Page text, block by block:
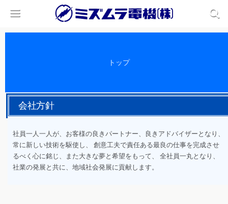
トップ
会社方針
社員一人一人が、お客様の良きパートナー、良きアドバイザーとなり、
常に新しい技術を駆使し、
創意工夫で責任ある最良の仕事を完成させ
るべく心に銘じ、また大きな夢と希望をもって、
全社員一丸となり、
社業の発展と共に、地域社会発展に貢献します。